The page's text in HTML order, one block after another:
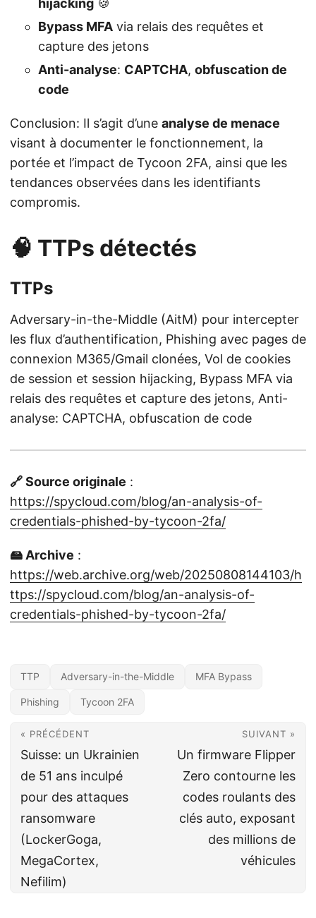
hijacking 🍪
Bypass MFA via relais des requêtes et
capture des jetons
Anti-analyse: CAPTCHA, obfuscation de
code
Conclusion: Il s’agit d’une analyse de menace
visant à documenter le fonctionnement, la
portée et l’impact de Tycoon 2FA, ainsi que les
tendances observées dans les identifiants
compromis.
🧠 TTPs détectés
TTPs
Adversary-in-the-Middle (AitM) pour intercepter
les flux d’authentification, Phishing avec pages de
connexion M365/Gmail clonées, Vol de cookies
de session et session hijacking, Bypass MFA via
relais des requêtes et capture des jetons, Anti-
analyse: CAPTCHA, obfuscation de code
🔗 Source originale :
https://spycloud.com/blog/an-analysis-of-
credentials-phished-by-tycoon-2fa/
🖴 Archive :
https://web.archive.org/web/20250808144103/h
ttps://spycloud.com/blog/an-analysis-of-
credentials-phished-by-tycoon-2fa/
TTP Adversary-in-the-Middle MFA Bypass
Phishing Tycoon 2FA
« PRÉCÉDENT
Suisse: un Ukrainien
de 51 ans inculpé
pour des attaques
ransomware
(LockerGoga,
MegaCortex,
Nefilim)
SUIVANT »
Un firmware Flipper
Zero contourne les
codes roulants des
clés auto, exposant
des millions de
véhicules